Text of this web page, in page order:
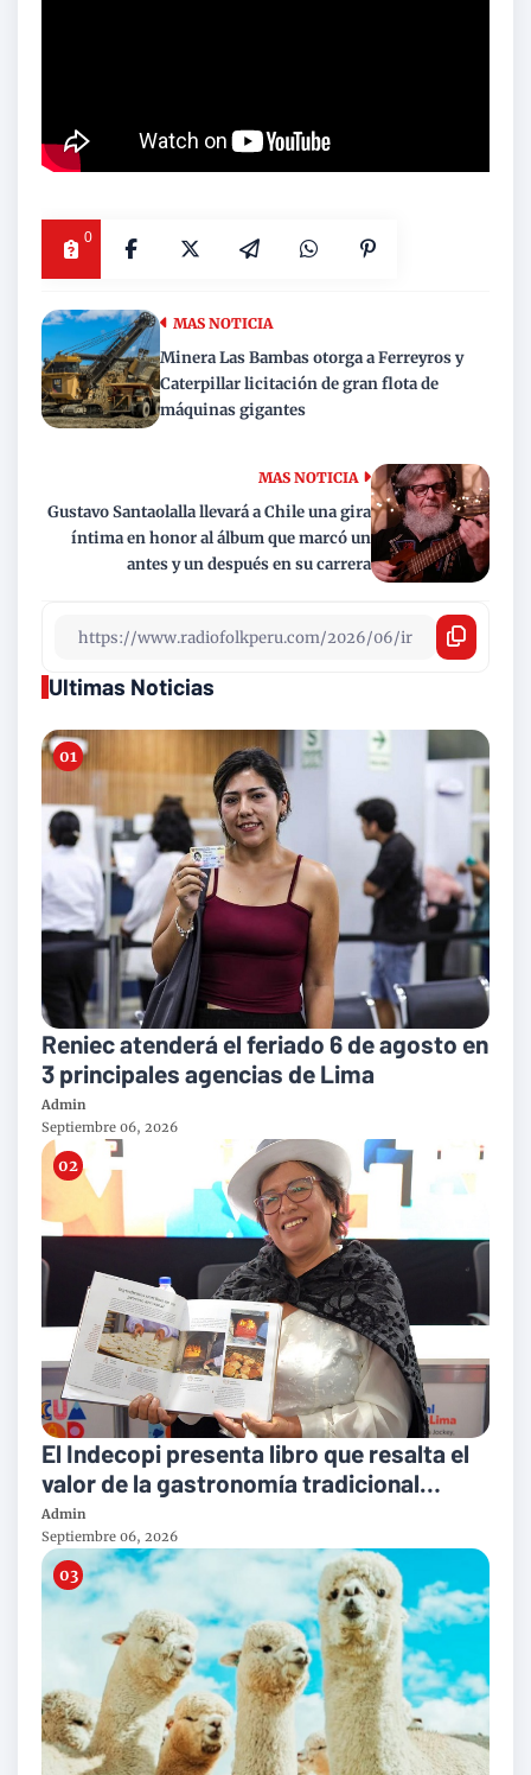
0
MAS NOTICIA
Gustavo Santaolalla llevará a Chile una gira
íntima en honor al álbum que marcó un
antes y un después en su carrera
MAS NOTICIA
Minera Las Bambas otorga a Ferreyros y
Caterpillar licitación de gran flota de
máquinas gigantes
Ultimas Noticias
Reniec atenderá el feriado 6 de agosto en
3 principales agencias de Lima
Admin
Septiembre 06, 2026
El Indecopi presenta libro que resalta el
valor de la gastronomía tradicional
peruana
Admin
Septiembre 06, 2026